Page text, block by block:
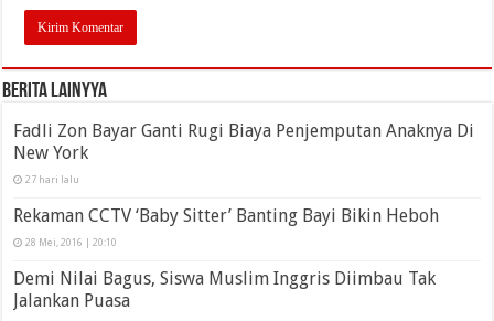
Berita Lainyya
Fadli Zon Bayar Ganti Rugi Biaya Penjemputan Anaknya Di
New York
27 hari lalu
Rekaman CCTV ‘Baby Sitter’ Banting Bayi Bikin Heboh
28 Mei, 2016 | 20:10
Demi Nilai Bagus, Siswa Muslim Inggris Diimbau Tak
Jalankan Puasa